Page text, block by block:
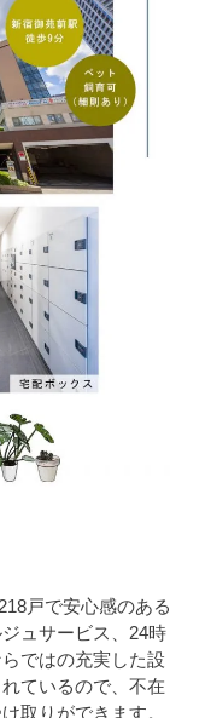
戸で安心感のある
ュサービス、24時
ではの充実した設
ているので、不在
取りができます。